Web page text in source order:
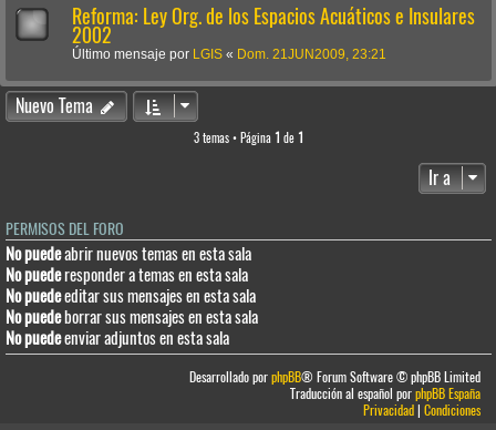
Reforma: Ley Org. de los Espacios Acuáticos e Insulares
2002
Último mensaje por LGIS « Dom. 21JUN2009, 23:21
Nuevo Tema
3 temas • Página 1 de 1
Ir a
PERMISOS DEL FORO
No puedeabrir nuevos temas en esta sala
No puederesponder a temas en esta sala
No puedeeditar sus mensajes en esta sala
No puedeborrar sus mensajes en esta sala
No puedeenviar adjuntos en esta sala
Desarrollado porphpBB® Forum Software © phpBB Limited
Traducción al español porphpBB España
Privacidad|Condiciones